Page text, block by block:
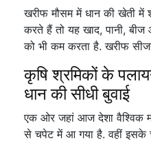
खरीफ मौसम में धान की खेती में
करते हैं तो यह खाद, पानी,
को भी कम करता है. खरीफ
कृषि श्रमिकों के
धान की सीधी बुवाई
एक ओर जहां आज देशा वैश्विक
से चपेट में आ गया है. वहीं इसके